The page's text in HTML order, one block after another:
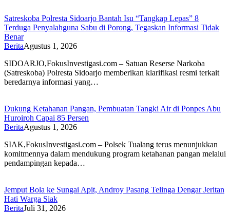
Satreskoba Polresta Sidoarjo Bantah Isu “Tangkap Lepas” 8
Terduga Penyalahguna Sabu di Porong, Tegaskan Informasi Tidak
Benar
BeritaAgustus 1, 2026
SIDOARJO,FokusInvestigasi.com – Satuan Reserse Narkoba
(Satreskoba) Polresta Sidoarjo memberikan klarifikasi resmi terkait
beredarnya informasi yang…
Dukung Ketahanan Pangan, Pembuatan Tangki Air di Ponpes Abu
Huroiroh Capai 85 Persen
BeritaAgustus 1, 2026
SIAK,FokusInvestigasi.com – Polsek Tualang terus menunjukkan
komitmennya dalam mendukung program ketahanan pangan melalui
pendampingan kepada…
Jemput Bola ke Sungai Apit, Androy Pasang Telinga Dengar Jeritan
Hati Warga Siak
BeritaJuli 31, 2026